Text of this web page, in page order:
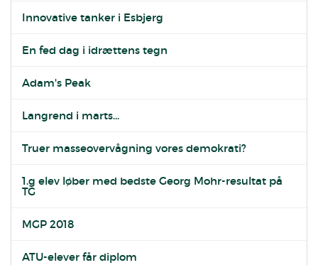
Innovative tanker i Esbjerg
En fed dag i idrættens tegn
Adam's Peak
Langrend i marts...
Truer masseovervågning vores demokrati?
1.g elev løber med bedste Georg Mohr-resultat på
TG
MGP 2018
ATU-elever får diplom